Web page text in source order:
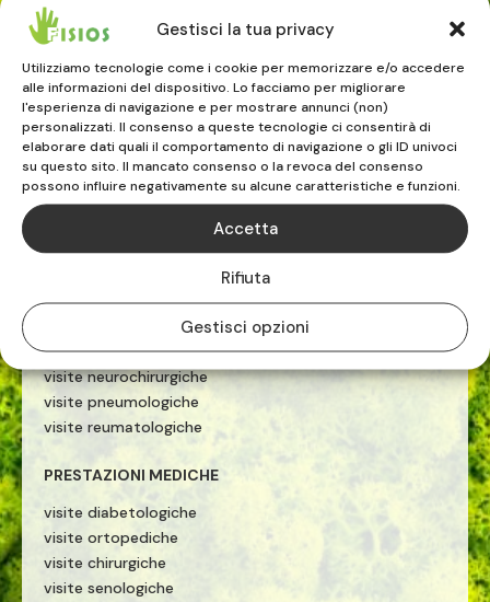
Gestisci la tua privacy
Utilizziamo tecnologie come i cookie per memorizzare e/o accedere
alle informazioni del dispositivo. Lo facciamo per migliorare
l'esperienza di navigazione e per mostrare annunci (non)
personalizzati. Il consenso a queste tecnologie ci consentirà di
elaborare dati quali il comportamento di navigazione o gli ID univoci
su questo sito. Il mancato consenso o la revoca del consenso
possono influire negativamente su alcune caratteristiche e funzioni.
Accetta
Rifiuta
Gestisci opzioni
riabilitazione sportiva
terapia manuale
esercizio terapeutico
tecarterapia
onde d'urto
PRESTAZIONI MEDICHE
ecografie
visite ginecologiche
visite allergologiche
visite otorinolaringoiatriche
visite neurochirurgiche
visite pneumologiche
visite reumatologiche
PRESTAZIONI MEDICHE
visite diabetologiche
visite ortopediche
visite chirurgiche
visite senologiche